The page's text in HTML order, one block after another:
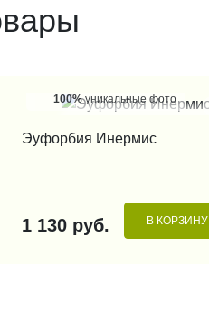
100%уникальные фото
Эуфорбия Инермис
1 130 руб. В КОРЗИНУ